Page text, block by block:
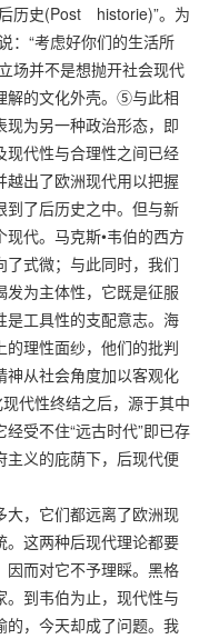
历史(Post historie)”。为
：“考虑好你们的生活所
场并不是想抛开社会现代
解的文化外壳。⑤与此相
为另一种政治形态，即
现代性与合理性之间已经
出了欧洲现代用以把握
到了后历史之中。但与新
代。马克斯•韦伯的西方
式微；与此同时，我们
为主体性，它既是征服
是工具性的支配意志。海
理性面纱，他们的批判
神从社会角度加以客观化
代性终结之后，源于其中
受不住“远古时代”即已存
主义的庇荫下，后现代便
大，它们都远离了欧洲现
。这两种后现代理论都要
因而对它不予理睬。黑格
到韦伯为止，现代性与
的，今天却成了问题。我